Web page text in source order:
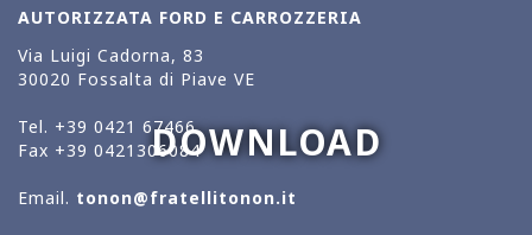
DOWNLOAD
AUTORIZZATA FORD E CARROZZERIA
Via Luigi Cadorna, 83
30020 Fossalta di Piave VE
Tel. +39 0421 67466
Fax +39 0421306084
Email. tonon@fratellitonon.it